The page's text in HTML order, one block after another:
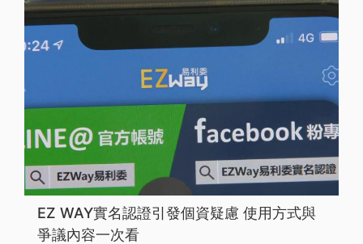
EZ WAY實名認證引發個資疑慮 使用方式與
爭議內容一次看